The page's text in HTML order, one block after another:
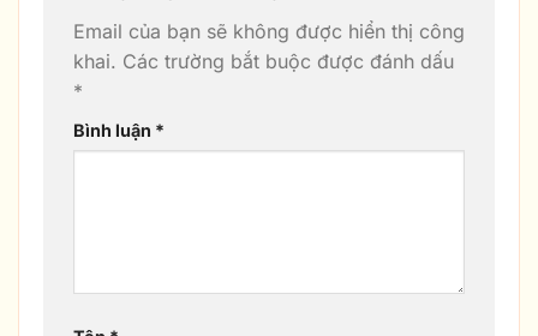
Email của bạn sẽ không được hiển thị công
khai. Các trường bắt buộc được đánh dấu
*
Bình luận *